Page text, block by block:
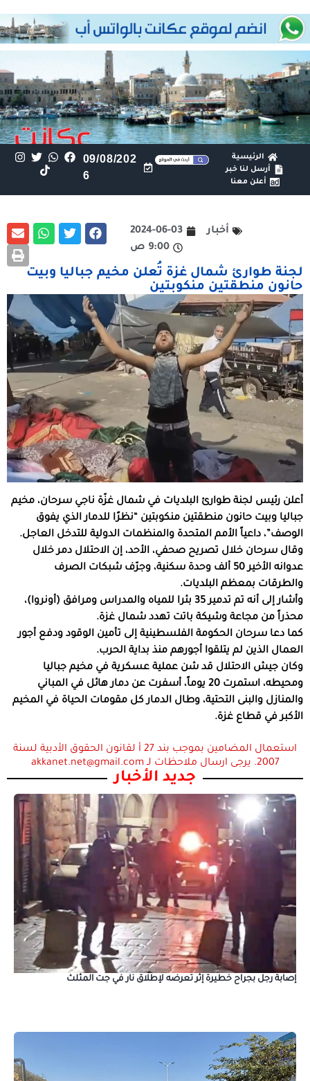
الرئيسية
أرسل لنا خبر
أعلن معنا
09/08/202
6
أخبار
2024-06-03
9:00 ص
لجنة طوارئ شمال غزة تُعلن مخيم جباليا وبيت
حانون منطقتين منكوبتين
أعلن رئيس لجنة طوارئ البلديات في شمال غزّة ناجي سرحان، مخيم
جباليا وبيت حانون منطقتين منكوبتين “نظرًا للدمار الذي يفوق
الوصف”، داعياً الأمم المتحدة والمنظمات الدولية للتدخل العاجل.
وقال سرحان خلال تصريح صحفي، الأحد، إن الاحتلال دمر خلال
عدوانه الأخير 50 ألف وحدة سكنية، وجرّف شبكات الصرف
والطرقات بمعظم البلديات.
وأشار إلى أنه تم تدمير 35 بئرا للمياه والمدراس ومرافق (أونروا)،
محذراً من مجاعة وشيكة باتت تهدد شمال غزة.
كما دعا سرحان الحكومة الفلسطينية إلى تأمين الوقود ودفع أجور
العمال الذين لم يتلقوا أجورهم منذ بداية الحرب.
وكان جيش الاحتلال قد شن عملية عسكرية في مخيم جباليا
ومحيطه، استمرت 20 يوماً، أسفرت عن دمار هائل في المباني
والمنازل والبنى التحتية، وطال الدمار كل مقومات الحياة في المخيم
الأكبر في قطاع غزة.
استعمال المضامين بموجب بند 27 أ لقانون الحقوق الأدبية لسنة
2007. يرجى ارسال ملاحظات لـ akkanet.net@gmail.com
جديد الأخبار
إصابة رجل بجراح خطيرة إثر تعرضه لإطلاق نار في جت المثلث